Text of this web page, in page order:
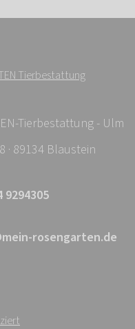
Tierbestattung - Ulm
· 89134 Blaustein
9294305
rosengarten.de